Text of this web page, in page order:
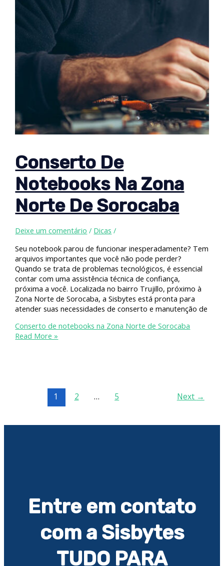
Conserto De
Notebooks Na Zona
Norte De Sorocaba
Deixe um comentário / Dicas /
Seu notebook parou de funcionar inesperadamente? Tem
arquivos importantes que você não pode perder?
Quando se trata de problemas tecnológicos, é essencial
contar com uma assistência técnica de confiança,
próxima a você. Localizada no bairro Trujillo, próximo à
Zona Norte de Sorocaba, a Sisbytes está pronta para
atender suas necessidades de conserto e manutenção de
Conserto de notebooks na Zona Norte de Sorocaba
Read More »
1 2 … 5 Next →
Entre em contato
com a Sisbytes
TUDO PARA